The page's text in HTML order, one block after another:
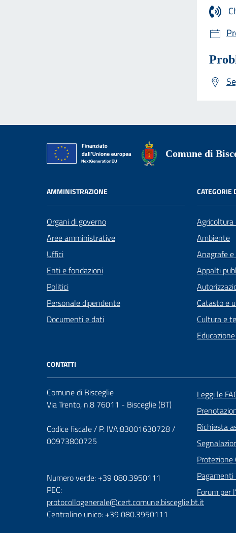
Comune di
AMMINISTRAZIONE
Organi di governo
Aree amministrative
Uffici
Enti e fondazioni
Politici
Personale dipendente
Documenti e dati
CATEGORIE
Agricoltura
Ambiente
Anagrafe
Appalti
Catasto e
Cultura e
CONTATTI
Comune di Bisceglie
Via Trento, n.8 76011 - Bisceglie (BT)
Codice fiscale / P. IVA:83001630728 /
00973800725
Numero verde: +39 080.3950111
PEC:
protocollogenerale@cert.comune.bisceglie.bt.it
Centralino unico: +39 080.3950111
Leggi le
Richiesta
Protezione
Pagamenti
Forum per